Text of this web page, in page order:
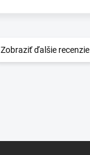
Zobraziť ďalšie recenzie